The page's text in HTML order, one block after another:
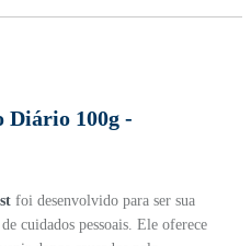
Diário 100g -
foi desenvolvido para ser sua
cuidados pessoais. Ele oferece